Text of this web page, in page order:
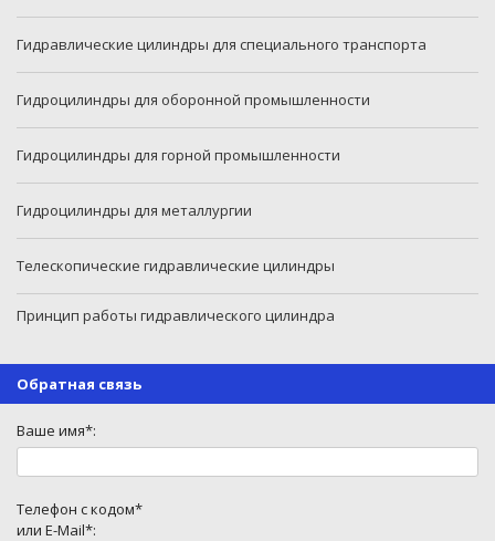
Гидравлические цилиндры для специального транспорта
Гидроцилиндры для оборонной промышленности
Гидроцилиндры для горной промышленности
Гидроцилиндры для металлургии
Телескопические гидравлические цилиндры
Принцип работы гидравлического цилиндра
Обратная связь
Ваше имя*:
Телефон с кодом*
или E-Mail*: